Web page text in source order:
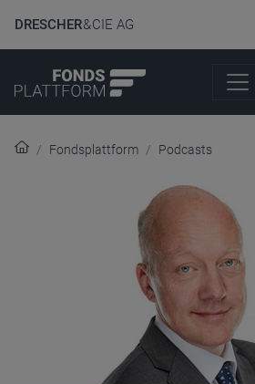
DRESCHER& CIE AG
Fondsplattform Podcasts